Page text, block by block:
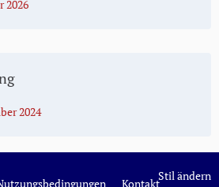
2026
2024
Stil ändern
Kontakt